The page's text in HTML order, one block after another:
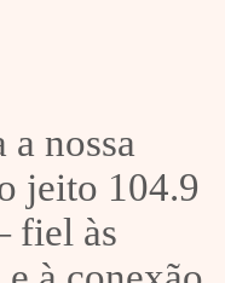
nossa
jeito 104.9
fiel às